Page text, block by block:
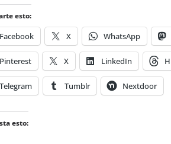
esto:
Facebook X WhatsApp
Pinterest X LinkedIn
Telegram Tumblr Nextdoor
esto: